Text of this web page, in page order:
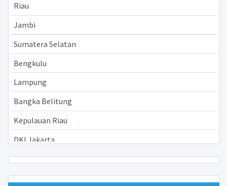
Riau
Jambi
Sumatera Selatan
Bengkulu
Lampung
Bangka Belitung
Kepulauan Riau
DKI Jakarta
Jawa Barat
Jawa Tengah